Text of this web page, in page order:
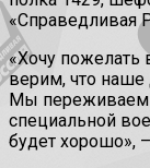
«Справедливая
«Хочу
верим, что наше
Мы переживаем
специальной
будет хорошо»,